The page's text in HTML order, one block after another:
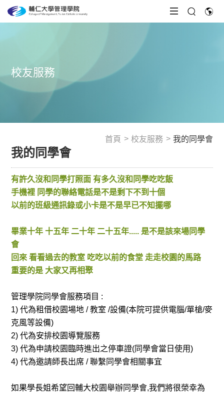
校友服務
首頁 校友服務 我的同學會
我的同學會
有許久沒和同學打照面 有多久沒和同學吃吃飯
手機裡 同學的聯絡電話是不是剩下不到十個
以前的班級通訊錄或小卡是不是早已不知擺哪
畢業十年 十五年 二十年 二十五年..... 是不是該來場同學
會
回來 看看過去的教室 吃吃以前的食堂 走走校園的馬路
重要的是 大家又再相聚
管理學院同學會服務項目 :
1) 代為租借校園場地 / 教室 /設備(本院可提供電腦/單槍/麥
克風等設備)
2) 代為安排校園導覽服務
3) 代為申請校園臨時進出之停車證(同學會當日使用)
4) 代為邀請師長出席 / 聯繫同學會相關事宜
如果學長姐希望回輔大校園舉辦同學會,我們將很榮幸為